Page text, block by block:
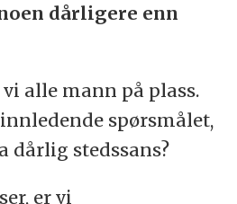
dårligere enn
alle mann på plass.
spørsmålet,
dårlig stedssans?
er vi